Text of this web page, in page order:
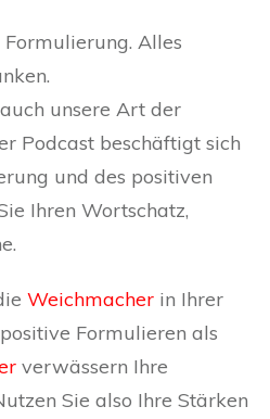
Alles
unsere Art der
Podcast beschäftigt sich
und des positiven
Ihren Wortschatz,
Weichmacher in Ihrer
Formulieren als
verwässern Ihre
Sie also Ihre Stärken